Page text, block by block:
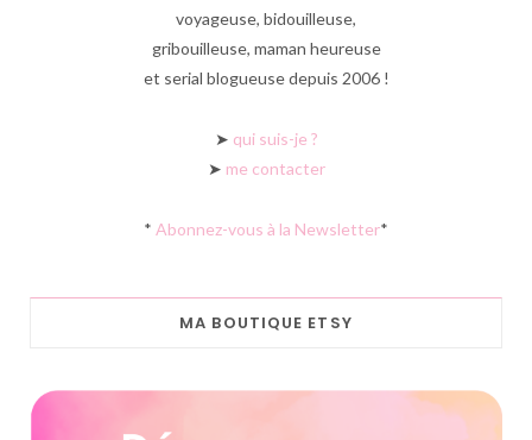
voyageuse, bidouilleuse,
gribouilleuse, maman heureuse
et serial blogueuse depuis 2006 !
➤ qui suis-je ?
➤ me contacter
* Abonnez-vous à la Newsletter*
MA BOUTIQUE ETSY